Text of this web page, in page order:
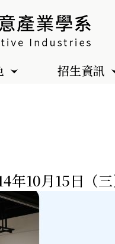
招生資訊
年10月15日（